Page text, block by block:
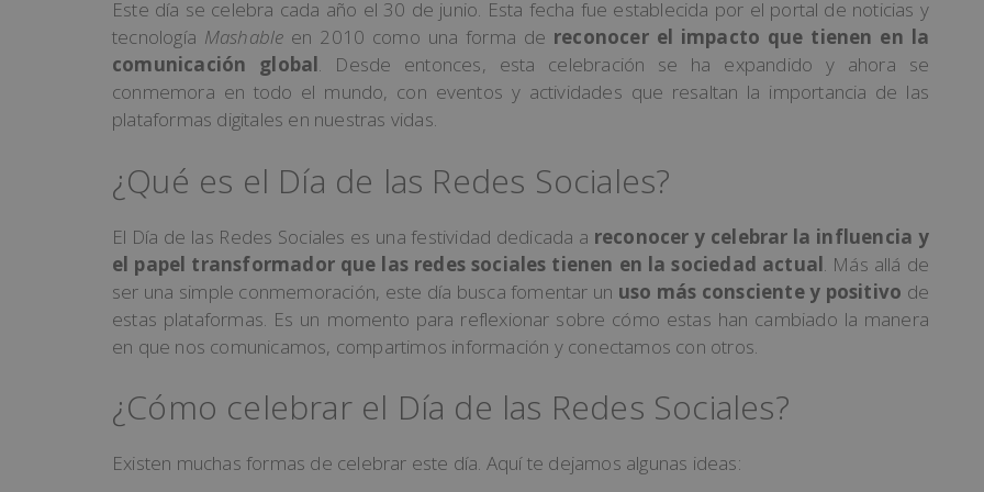
Este día se celebra cada año el 30 de junio. Esta fecha fue establecida por el portal de noticias y
tecnología Mashable en 2010 como una forma de reconocer el impacto que tienen en la
comunicación global. Desde entonces, esta celebración se ha expandido y ahora se
conmemora en todo el mundo, con eventos y actividades que resaltan la importancia de las
plataformas digitales en nuestras vidas.
¿Qué es el Día de las Redes Sociales?
El Día de las Redes Sociales es una festividad dedicada a reconocer y celebrar la influencia y
el papel transformador que las redes sociales tienen en la sociedad actual . Más allá de
ser una simple conmemoración, este día busca fomentar un uso más consciente y positivo de
estas plataformas. Es un momento para reflexionar sobre cómo estas han cambiado la manera
en que nos comunicamos, compartimos información y conectamos con otros.
¿Cómo celebrar el Día de las Redes Sociales?
Existen muchas formas de celebrar este día. Aquí te dejamos algunas ideas: